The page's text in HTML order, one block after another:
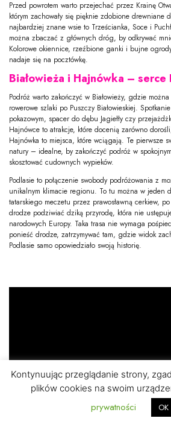
Przed powrotem warto przejechać przez Krainę
którym zachowały się pięknie zdobione drewniane
najbardziej znane wsie to Trześcianka, Soce i
można zbaczać z głównych dróg, by odkrywać
Kolorowe okiennice, rzeźbione ganki i bujne
nadaje się na pocztówkę.
Białowieża i Hajnówka – serce
Podróż warto zakończyć w Białowieży, gdzie
rowerowe szlaki po Puszczy Białowieskiej.
pokazowym, spacer do dębu Jagiełły czy
Hajnówce to atrakcje, które docenią zarówno
Hajnówka to miejsca, które wciągają. Te pierwsze
natury – idealne, by zakończyć podróż w
skosztować cudownych wypieków.
Podlasie to połączenie swobody podróżowania z
unikalnym klimacie regionu. To tu można w jeden
tatarskiego meczetu przez prawosławną cerkiew,
drodze podziwiać dziką przyrodę, która nie
narodowych Europy. Taka trasa nie wymaga
ponieść drodze, zatrzymywać tam, gdzie widok
Podlasie samo opowiedziało swoją historię.
Kontynuując przeglądanie strony,
plików cookies na swoim
prywatności
OK